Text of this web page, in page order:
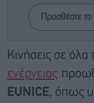
Προσθέστε
Κινήσεις σε
ενέργειας
EUNICE, όπως